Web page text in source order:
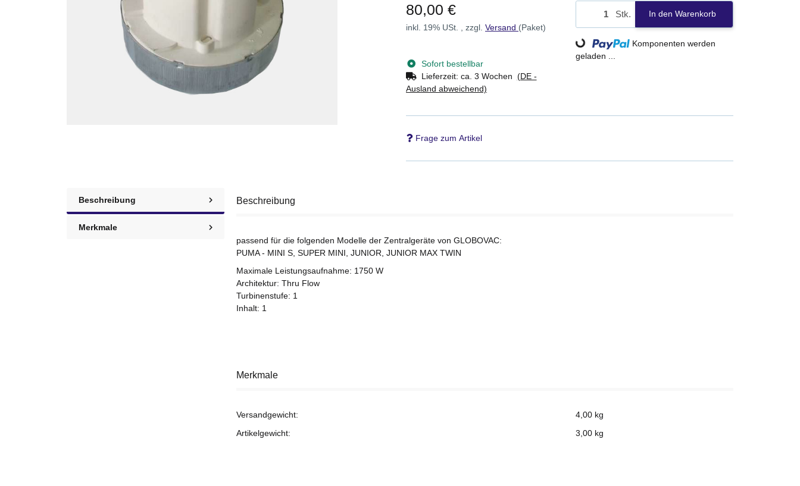
80,00 €
inkl. 19% USt. , zzgl. Versand (Paket)
Sofort bestellbar
Lieferzeit: ca. 3 Wochen (DE -
Ausland abweichend)
Stk. In den Warenkorb
Loading...
Komponenten werden
geladen ...
Frage zum Artikel
Beschreibung
Merkmale
Beschreibung
passend für die folgenden Modelle der Zentralgeräte von GLOBOVAC:
PUMA - MINI S, SUPER MINI, JUNIOR, JUNIOR MAX TWIN
Maximale Leistungsaufnahme: 1750 W
Architektur: Thru Flow
Turbinenstufe: 1
Inhalt: 1
Merkmale
Versandgewicht:
4,00 kg
Artikelgewicht:
3,00 kg